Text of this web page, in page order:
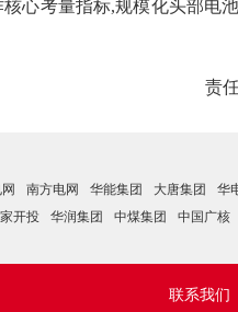
核心考量指标,规模化头部电
责任
南方电网 华能集团 大唐集团 华
开投 华润集团 中煤集团 中国广核
联系我们